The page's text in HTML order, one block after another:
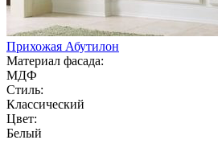
Прихожая Абутилон
Материал фасада:
МДФ
Стиль:
Классический
Цвет:
Белый